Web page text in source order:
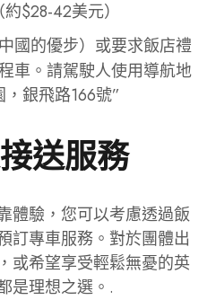
$28-42美元）
國的優步）或要求飯店禮
車。請駕駛人使用導航地
銀飛路166號”
送服務
體驗，您可以考慮透過飯
訂專車服務。對於團體出
或希望享受輕鬆無憂的英
是理想之選。.